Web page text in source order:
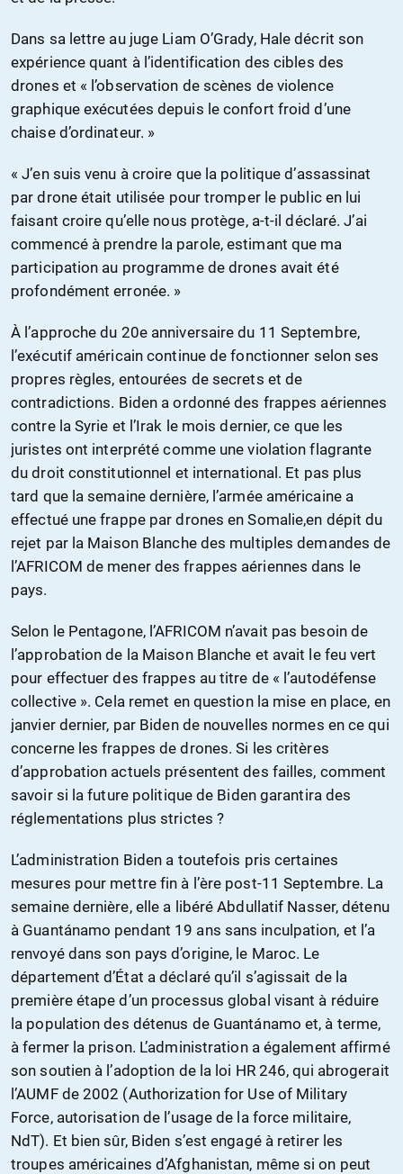
Dans sa lettre au juge Liam O’Grady, Hale décrit son
expérience quant à l’identification des cibles des
drones et « l’observation de scènes de violence
graphique exécutées depuis le confort froid d’une
chaise d’ordinateur. »
« J’en suis venu à croire que la politique d’assassinat
par drone était utilisée pour tromper le public en lui
faisant croire qu’elle nous protège, a-t-il déclaré. J’ai
commencé à prendre la parole, estimant que ma
participation au programme de drones avait été
profondément erronée. »
À l’approche du 20e anniversaire du 11 Septembre,
l’exécutif américain continue de fonctionner selon ses
propres règles, entourées de secrets et de
contradictions. Biden a ordonné des frappes aériennes
contre la Syrie et l’Irak le mois dernier, ce que les
juristes ont interprété comme une violation flagrante
du droit constitutionnel et international. Et pas plus
tard que la semaine dernière, l’armée américaine a
effectué une frappe par drones en Somalie,en dépit du
rejet par la Maison Blanche des multiples demandes de
l’AFRICOM de mener des frappes aériennes dans le
pays.
Selon le Pentagone, l’AFRICOM n’avait pas besoin de
l’approbation de la Maison Blanche et avait le feu vert
pour effectuer des frappes au titre de « l’autodéfense
collective ». Cela remet en question la mise en place, en
janvier dernier, par Biden de nouvelles normes en ce qui
concerne les frappes de drones. Si les critères
d’approbation actuels présentent des failles, comment
savoir si la future politique de Biden garantira des
réglementations plus strictes ?
L’administration Biden a toutefois pris certaines
mesures pour mettre fin à l’ère post-11 Septembre. La
semaine dernière, elle a libéré Abdullatif Nasser, détenu
à Guantánamo pendant 19 ans sans inculpation, et l’a
renvoyé dans son pays d’origine, le Maroc. Le
département d’État a déclaré qu’il s’agissait de la
première étape d’un processus global visant à réduire
la population des détenus de Guantánamo et, à terme,
à fermer la prison. L’administration a également affirmé
son soutien à l’adoption de la loi HR 246, qui abrogerait
l’AUMF de 2002 (Authorization for Use of Military
Force, autorisation de l’usage de la force militaire,
NdT). Et bien sûr, Biden s’est engagé à retirer les
troupes américaines d’Afghanistan, même si on peut